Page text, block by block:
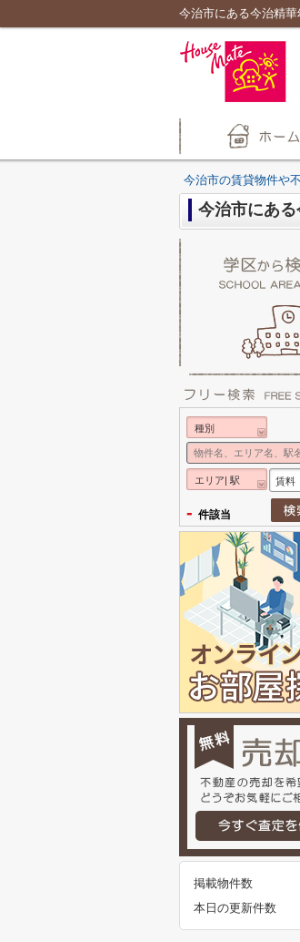
今治市にある今治精
今治市の賃貸物件や
今治市にあ
種別
エリア| 駅 賃料
- 件該当
掲載物件数
本日の更新件数